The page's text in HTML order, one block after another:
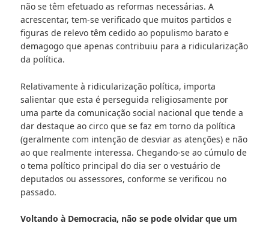
não se têm efetuado as reformas necessárias. A
acrescentar, tem-se verificado que muitos partidos e
figuras de relevo têm cedido ao populismo barato e
demagogo que apenas contribuiu para a ridicularização
da política.
Relativamente à ridicularização política, importa
salientar que esta é perseguida religiosamente por
uma parte da comunicação social nacional que tende a
dar destaque ao circo que se faz em torno da política
(geralmente com intenção de desviar as atenções) e não
ao que realmente interessa. Chegando-se ao cúmulo de
o tema político principal do dia ser o vestuário de
deputados ou assessores, conforme se verificou no
passado.
Voltando à Democracia, não se pode olvidar que um